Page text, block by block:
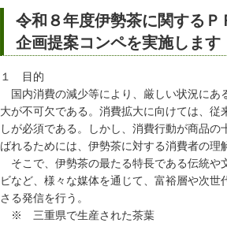
令和８年度伊勢茶に関する
企画提案コンペを実施します
１ 目的
国内消費の減少等により、厳しい状況にあ
大が不可欠である。消費拡大に向けては、
しが必須である。しかし、消費行動が商品
ばれるためには、伊勢茶に対する消費者の理
そこで、伊勢茶の最たる特長である伝統や
ビなど、様々な媒体を通じて、富裕層や次
さる発信を行う。
※ 三重県で生産された茶葉